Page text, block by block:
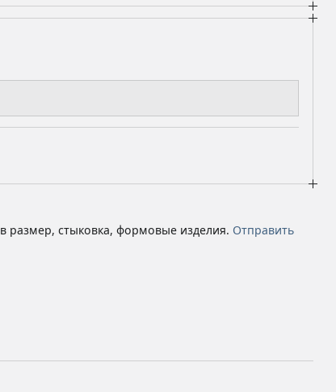
размер, стыковка, формовые изделия. Отправить